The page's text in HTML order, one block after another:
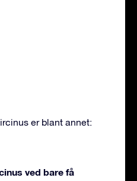
er blant annet:
ved bare få